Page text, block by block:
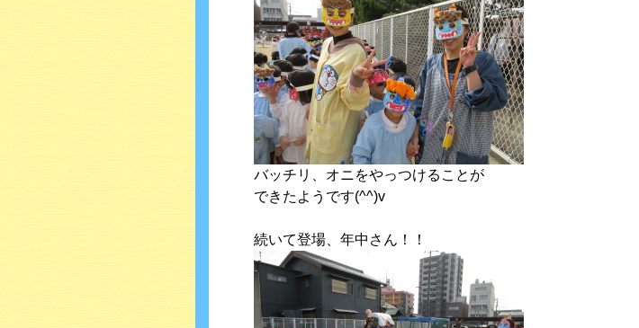
バッチリ、オニをやっつけることが
できたようです(^^)v
続いて登場、年中さん！！